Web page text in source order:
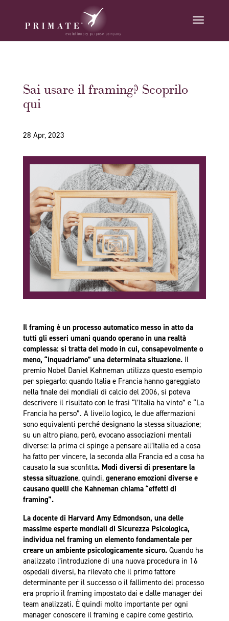
Sai usare il framing? Scoprilo
qui
28 Apr, 2023
Il framing è un processo automatico messo in atto da
tutti gli esseri umani quando operano in una realtà
complessa: si tratta del modo in cui, consapevolmente o
meno, “inquadriamo” una determinata situazione.Il
premio Nobel Daniel Kahneman utilizza questo esempio
per spiegarlo: quando Italia e Francia hanno gareggiato
nella finale dei mondiali di calcio del 2006, si poteva
descrivere il risultato con le frasi “l’Italia ha vinto” e “La
Francia ha perso”. A livello logico, le due affermazioni
sono equivalenti perché designano la stessa situazione;
su un altro piano, però, evocano associazioni mentali
diverse: la prima ci spinge a pensare all’Italia ed a cosa
ha fatto per vincere, la seconda alla Francia ed a cosa ha
causato la sua sconfitta. Modi diversi di presentare la
stessa situazione, quindi, generano emozioni diverse e
causano quelli che Kahneman chiama “effetti di
framing”.
La docente di Harvard Amy Edmondson, una delle
massime esperte mondiali di Sicurezza Psicologica,
individua nel framing un elemento fondamentale per
creare un ambiente psicologicamente sicuro.Quando ha
analizzato l’introduzione di una nuova procedura in 16
ospedali diversi, ha rilevato che il primo fattore
determinante per il successo o il fallimento del processo
era proprio il framing impostato dai e dalle manager dei
team analizzati. È quindi molto importante per ogni
manager conoscere il framing e capire come gestirlo.